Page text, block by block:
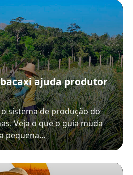
ajuda produtor
sistema de produção do
Veja o que o guia muda
pequena…